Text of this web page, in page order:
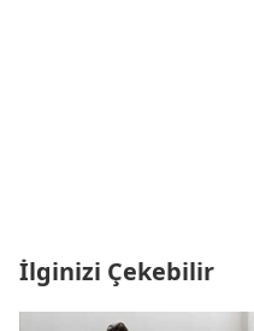
İlginizi Çekebilir